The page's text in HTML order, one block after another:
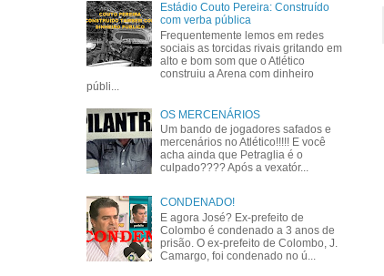
Estádio Couto Pereira: Construído
com verba pública
Frequentemente lemos em redes
sociais as torcidas rivais gritando em
alto e bom som que o Atlético
construiu a Arena com dinheiro
públi...
OS MERCENÁRIOS
Um bando de jogadores safados e
mercenários no Atlético!!!!! E você
acha ainda que Petraglia é o
culpado???? Após a vexatór...
CONDENADO!
E agora José? Ex-prefeito de
Colombo é condenado a 3 anos de
prisão. O ex-prefeito de Colombo, J.
Camargo, foi condenado no ú...